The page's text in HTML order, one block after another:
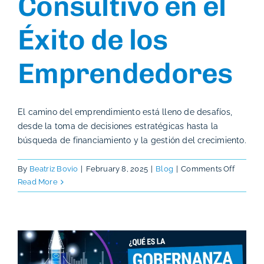
Éxito de los
Emprendedores
El camino del emprendimiento está lleno de desafíos,
desde la toma de decisiones estratégicas hasta la
búsqueda de financiamiento y la gestión del crecimiento.
By Beatriz Bovio February 8, 2025 Blog Comments Offon
Papel
Consejo
Read More